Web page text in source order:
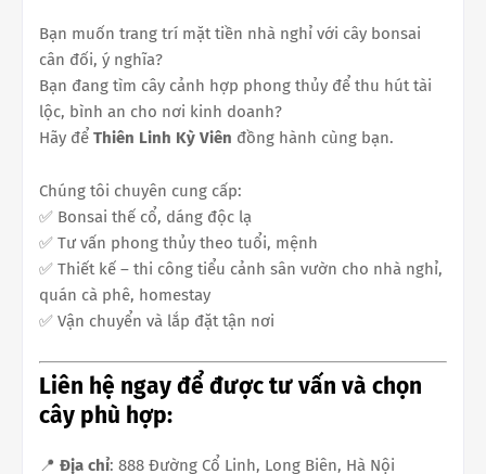
Bạn muốn trang trí mặt tiền nhà nghỉ với cây bonsai
cân đối, ý nghĩa?
Bạn đang tìm cây cảnh hợp phong thủy để thu hút tài
lộc, bình an cho nơi kinh doanh?
Hãy để Thiên Linh Kỳ Viên đồng hành cùng bạn.
Chúng tôi chuyên cung cấp:
✅ Bonsai thế cổ, dáng độc lạ
✅ Tư vấn phong thủy theo tuổi, mệnh
✅ Thiết kế – thi công tiểu cảnh sân vườn cho nhà nghỉ,
quán cà phê, homestay
✅ Vận chuyển và lắp đặt tận nơi
Liên hệ ngay để được tư vấn và chọn
cây phù hợp:
📍 Địa chỉ: 888 Đường Cổ Linh, Long Biên, Hà Nội